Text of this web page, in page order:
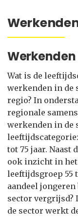
Wat is de
werkenden in de
regio? In
regionale
werkenden in de
leeftijdscategorie:
tot 75 jaar. Naast
ook inzicht in het
leeftijdsgroep 55
aandeel
sector vergrijsd?
de sector werkt